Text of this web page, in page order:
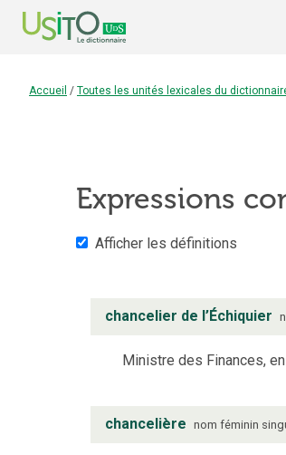
Accueil / Toutes les unités lexicales du
Expressions
Afficher les définitions
chancelier de l’Échiquier
Ministre des Finances,
chancelière nom féminin